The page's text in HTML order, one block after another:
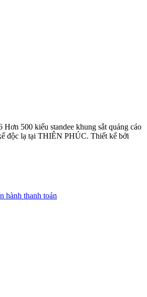
500 kiểu standee khung sắt quảng cáo
độc lạ tại THIÊN PHÚC. Thiết kế bởi
hành thanh toán